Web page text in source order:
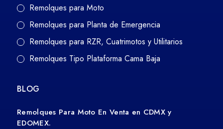
Remolques para Moto
Remolques para Planta de Emergencia
Remolques para RZR, Cuatrimotos y Utilitarios
Remolques Tipo Plataforma Cama Baja
BLOG
Remolques Para Moto En Venta en CDMX y
EDOMEX.